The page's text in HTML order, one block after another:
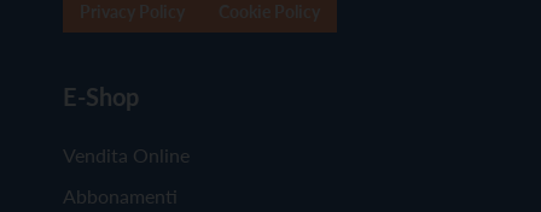
E-Shop
Vendita Online
Abbonamenti